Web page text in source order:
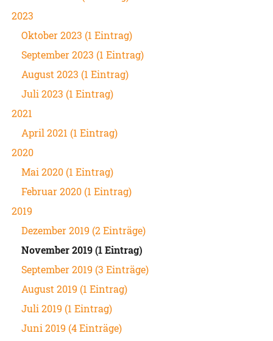
2023
Oktober 2023 (1 Eintrag)
September 2023 (1 Eintrag)
August 2023 (1 Eintrag)
Juli 2023 (1 Eintrag)
2021
April 2021 (1 Eintrag)
2020
Mai 2020 (1 Eintrag)
Februar 2020 (1 Eintrag)
2019
Dezember 2019 (2 Einträge)
November 2019 (1 Eintrag)
September 2019 (3 Einträge)
August 2019 (1 Eintrag)
Juli 2019 (1 Eintrag)
Juni 2019 (4 Einträge)